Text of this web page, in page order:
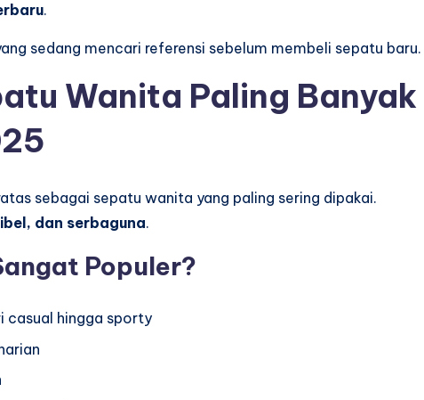
.
sedang mencari referensi sebelum membeli sepatu baru.
Wanita Paling Banyak
sebagai sepatu wanita yang paling sering dipakai.
dan serbaguna.
Populer?
casual hingga sporty